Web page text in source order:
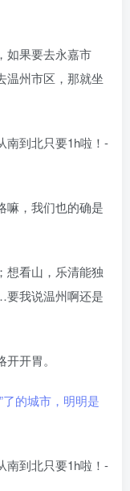
如果要去永嘉市
温州市区，那就坐
嘛，我们也的确是
想看山，乐清能独
我说温州啊还是
开胃。
了的城市，明明是